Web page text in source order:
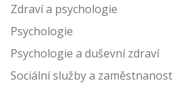
Zdraví a psychologie
Psychologie
Psychologie a duševní zdraví
Sociální služby a zaměstnanost